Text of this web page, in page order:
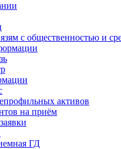
с общественностью и
активов
на приём
ГД